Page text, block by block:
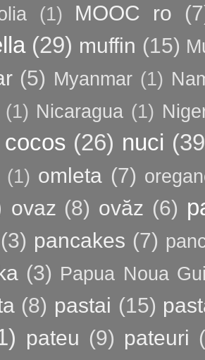
(1) MOOC ro
(29) muffin (15)
(5) Myanmar (1)
(1) Nicaragua (1)
(26) nuci
(1) omleta (7)
ovaz (8) ovăz (6)
(3) pancakes (7)
(3) Papua Noua
(8) pastai (15)
pateu (9) pateuri